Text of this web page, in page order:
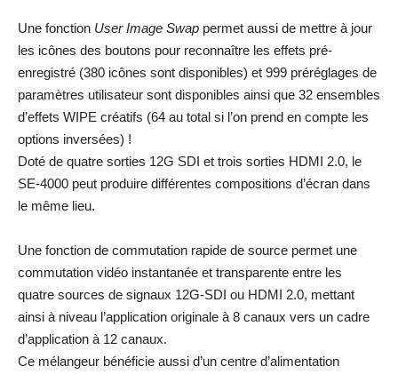
Une fonction User Image Swap permet aussi de mettre à jour
les icônes des boutons pour reconnaître les effets pré-
enregistré (380 icônes sont disponibles) et 999 préréglages de
paramètres utilisateur sont disponibles ainsi que 32 ensembles
d’effets WIPE créatifs (64 au total si l’on prend en compte les
options inversées) !
Doté de quatre sorties 12G SDI et trois sorties HDMI 2.0, le
SE-4000 peut produire différentes compositions d’écran dans
le même lieu.
Une fonction de commutation rapide de source permet une
commutation vidéo instantanée et transparente entre les
quatre sources de signaux 12G-SDI ou HDMI 2.0, mettant
ainsi à niveau l’application originale à 8 canaux vers un cadre
d’application à 12 canaux.
Ce mélangeur bénéficie aussi d’un centre d’alimentation